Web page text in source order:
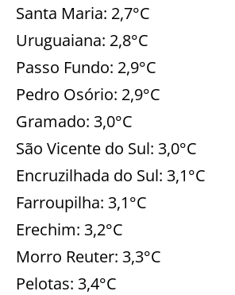
Santa Maria: 2,7°C
Uruguaiana: 2,8°C
Passo Fundo: 2,9°C
Pedro Osório: 2,9°C
Gramado: 3,0°C
São Vicente do Sul: 3,0°C
Encruzilhada do Sul: 3,1°C
Farroupilha: 3,1°C
Erechim: 3,2°C
Morro Reuter: 3,3°C
Pelotas: 3,4°C